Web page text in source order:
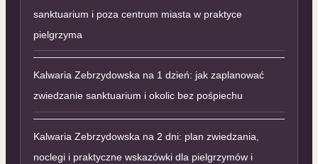
sanktuarium i poza centrum miasta w praktyce
pielgrzyma
Kalwaria Zebrzydowska na 1 dzień: jak zaplanować
zwiedzanie sanktuarium i okolic bez pośpiechu
Kalwaria Zebrzydowska na 2 dni: plan zwiedzania,
noclegi i praktyczne wskazówki dla pielgrzymów i